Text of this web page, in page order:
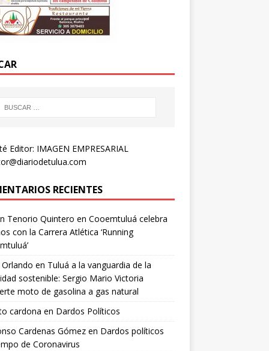
Editor: IMAGEN EMPRESARIAL
RECIENTES
Tenorio Quintero en Cooemtuluá celebra
con la Carrera Atlética ‘Running
Orlando en Tuluá a la vanguardia de la
sostenible: Sergio Mario Victoria
moto de gasolina a gas natural
cardona en Dardos Políticos
Cardenas Gómezen Dardos políticos
de Coronavirus